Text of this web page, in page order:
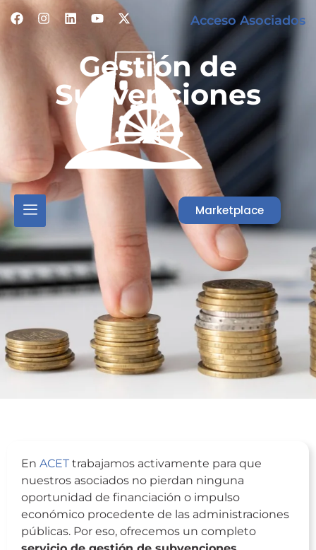
Acceso Asociados
Marketplace
Gestión de
Subvenciones
En ACET trabajamos activamente para que
nuestros asociados no pierdan ninguna
oportunidad de financiación o impulso
económico procedente de las administraciones
públicas. Por eso, ofrecemos un completo